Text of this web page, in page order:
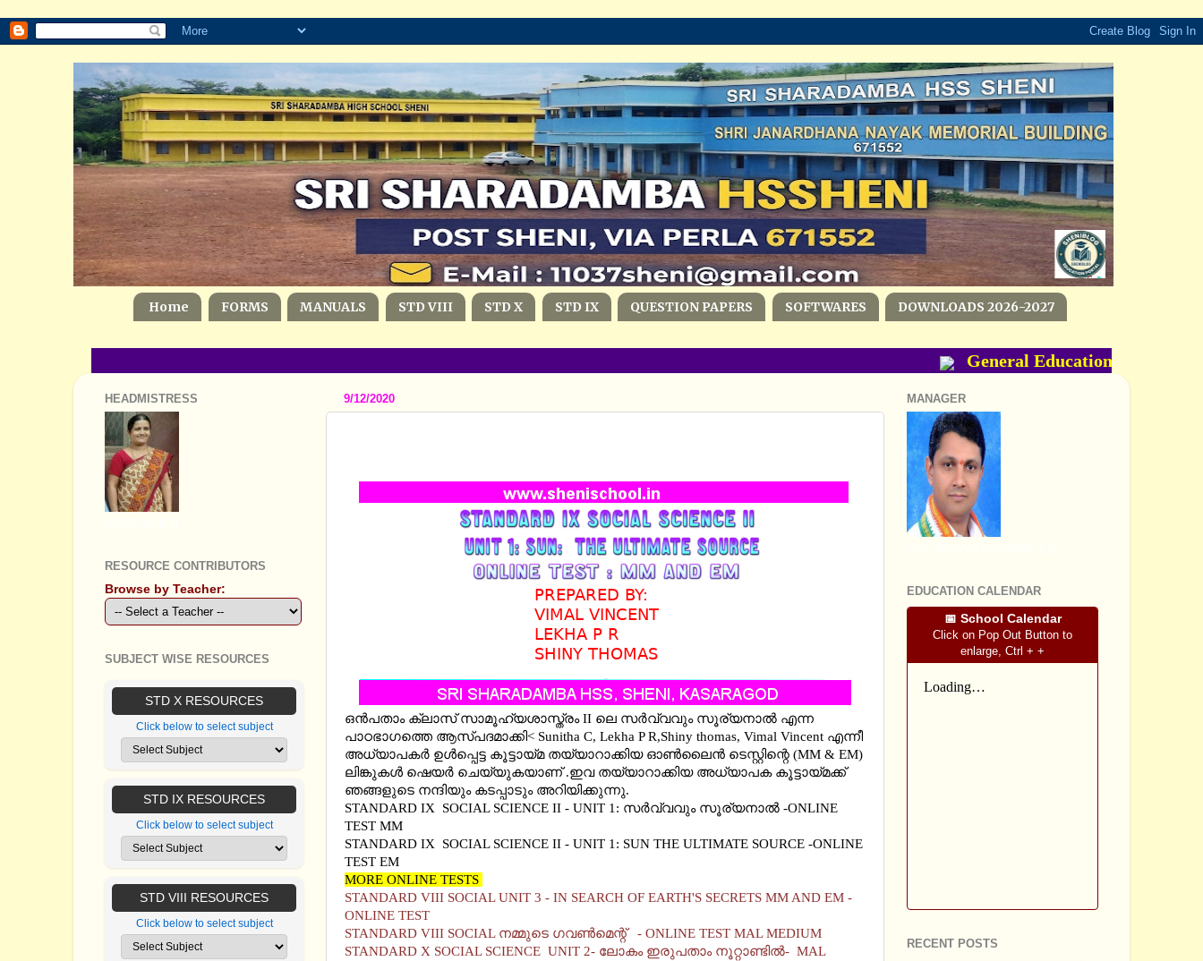
Home FORMS MANUALS STD VIII STD X STD IX QUESTION PAPERS SOFTWARES DOWNLOADS 2026-2027
General Education
9/12/2020
ഒന്‍പതാം ക്ലാസ് സാമൂഹ്യശാസ്ത്രം II ലെ സര്‍വ്വവും സൂര്യനാല്‍ എന്ന
പാഠഭാഗത്തെ ആസ്പദമാക്കി< Sunitha C, Lekha P R,Shiny thomas, Vimal Vincent എന്നീ
അധ്യാപകര്‍ ഉള്‍പ്പെട്ട കൂട്ടായ്‍മ തയ്യാറാക്കിയ ഓണ്‍ലൈന്‍ ടെസ്റ്റിന്റെ (MM & EM)
ലിങ്കുകള്‍ ഷെയര്‍ ചെയ്യുകയാണ് .ഇവ തയ്യാറാക്കിയ അധ്യാപക കൂട്ടായ്‍മക്ക്
ഞങ്ങളുടെ നന്ദിയും കടപ്പാടും അറിയിക്കുന്നു.
STANDARD IX SOCIAL SCIENCE II - UNIT 1: സര്‍വ്വവും സൂര്യനാല്‍ -ONLINE
TEST MM
STANDARD IX SOCIAL SCIENCE II - UNIT 1: SUN THE ULTIMATE SOURCE -ONLINE
TEST EM
MORE ONLINE TESTS
STANDARD VIII SOCIAL UNIT 3 - IN SEARCH OF EARTH'S SECRETS MM AND EM -
ONLINE TEST
STANDARD VIII SOCIAL നമ്മുടെ ഗവണ്‍മെന്റ് - ONLINE TEST MAL MEDIUM
STANDARD X SOCIAL SCIENCE UNIT 2- ലോകം ഇരുപതാം നൂറ്റാണ്ടില്‍- MAL
HEADMISTRESS
RESOURCE CONTRIBUTORS
Browse by Teacher:
SUBJECT WISE RESOURCES
STD X RESOURCES
Click below to select subject
STD IX RESOURCES
Click below to select subject
STD VIII RESOURCES
Click below to select subject
MANAGER
EDUCATION CALENDAR
📅 School Calendar
Click on Pop Out Button to
enlarge, Ctrl + +
RECENT POSTS